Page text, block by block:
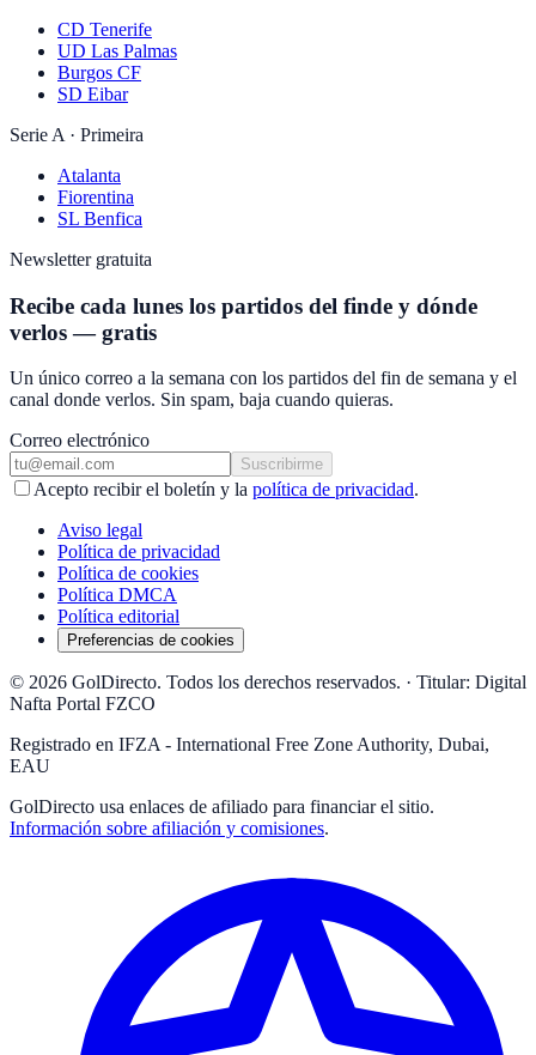
CD Tenerife
UD Las Palmas
Burgos CF
SD Eibar
Serie A · Primeira
Atalanta
Fiorentina
SL Benfica
Newsletter gratuita
Recibe cada lunes los partidos del finde y dónde
verlos — gratis
Un único correo a la semana con los partidos del fin de semana y el
canal donde verlos. Sin spam, baja cuando quieras.
Correo electrónico
Suscribirme
Acepto recibir el boletín y la política de privacidad.
Aviso legal
Política de privacidad
Política de cookies
Política DMCA
Política editorial
Preferencias de cookies
© 2026 GolDirecto. Todos los derechos reservados. · Titular: Digital
Nafta Portal FZCO
Registrado en IFZA - International Free Zone Authority, Dubai,
EAU
GolDirecto usa enlaces de afiliado para financiar el sitio.
Información sobre afiliación y comisiones.